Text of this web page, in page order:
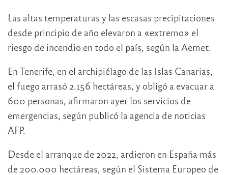
Las altas temperaturas y las escasas precipitaciones
desde principio de año elevaron a «extremo» el
riesgo de incendio en todo el país, según la Aemet.
En Tenerife, en el archipiélago de las Islas Canarias,
el fuego arrasó 2.156 hectáreas, y obligó a evacuar a
600 personas, afirmaron ayer los servicios de
emergencias, según publicó la agencia de noticias
AFP.
Desde el arranque de 2022, ardieron en España más
de 200.000 hectáreas, según el Sistema Europeo de